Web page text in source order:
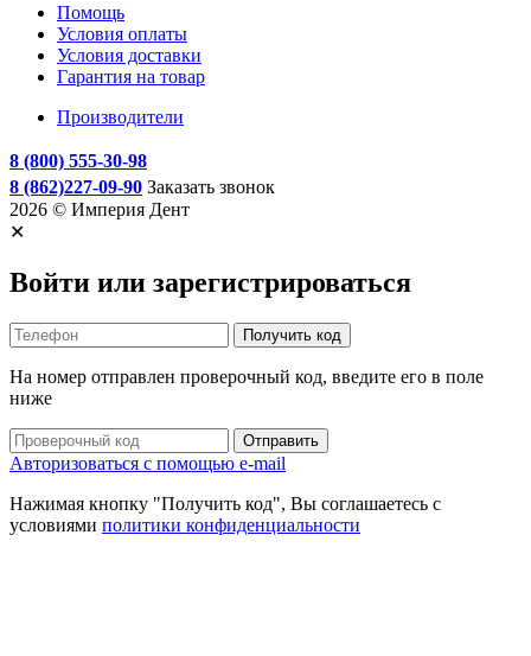
Помощь
Условия оплаты
Условия доставки
Гарантия на товар
Производители
8 (800) 555-30-98
8 (862)227-09-90 Заказать звонок
2026 © Империя Дент
✕
Войти или зарегистрироваться
Получить код
На номер отправлен проверочный код, введите его в поле
ниже
Отправить
Авторизоваться с помощью e-mail
Нажимая кнопку "Получить код", Вы соглашаетесь c
условиями политики конфиденциальности